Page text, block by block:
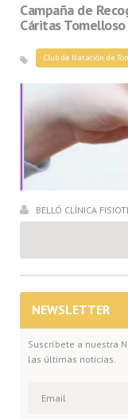
Campaña de
Cáritas Tomelloso
Club de Natación de
BELLÓ CLÍNICA
NEWSLETTER
Suscríbete a nuestra
las últimas noticias.